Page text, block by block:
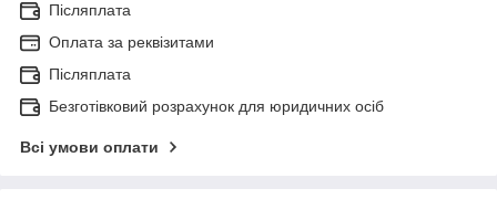
Післяплата
Оплата за реквізитами
Післяплата
Безготівковий розрахунок для юридичних осіб
Всі умови оплати